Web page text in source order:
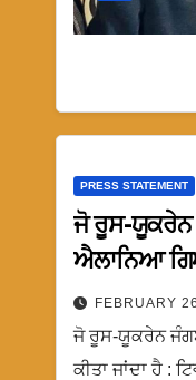
PRESS STATEMENT
ਜੋ ਰੂਸ-ਯੂਕਰੇਨ
ਐਲਾਨਿਆ
FEBRUARY
ਜੋ ਰੂਸ-ਯੂਕਰੇਨ
ਕੀਤਾ ਜਾਂਦਾ ਹੈ :